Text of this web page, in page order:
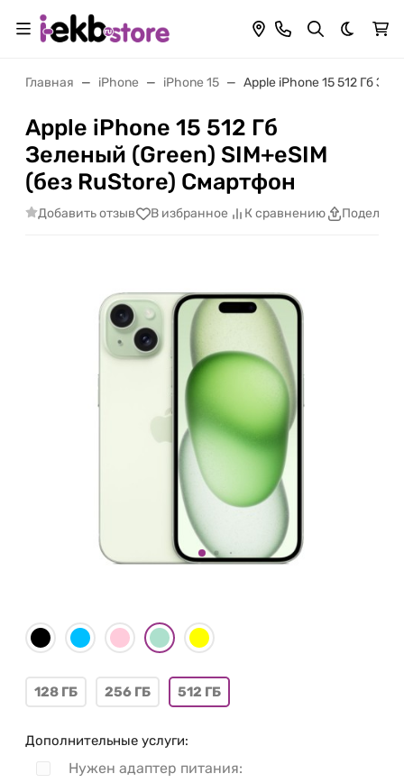
Темная
Главная iPhone iPhone 15 Apple iPhone 15 512 Гб
Apple iPhone 15 512 Гб
Зеленый (Green) SIM+eSIM
(без RuStore) Смартфон
Добавить отзыв В избранное К сравнению
128 ГБ 256 ГБ 512 ГБ
Дополнительные услуги:
Нужен адаптер питания: